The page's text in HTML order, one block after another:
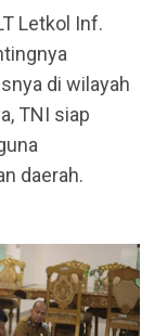
Letkol Inf.
di wilayah
TNI siap
daerah.